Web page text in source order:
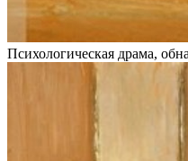
Психологическая драма,